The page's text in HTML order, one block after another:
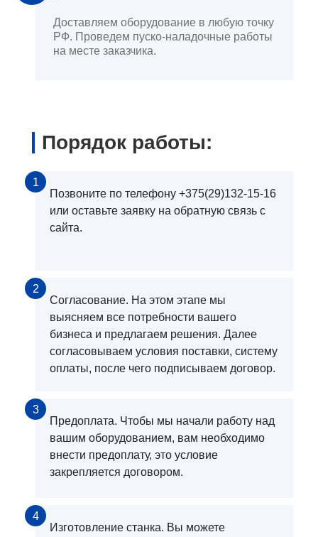
Доставляем оборудование в любую точку
РФ. Проведем пуско-наладочные работы
на месте заказчика.
Порядок работы:
1
Позвоните по телефону +375(29)132-15-16
или оставьте заявку на обратную связь с
сайта.
2
Согласование. На этом этапе мы
выясняем все потребности вашего
бизнеса и предлагаем решения. Далее
согласовываем условия поставки, систему
оплаты, после чего подписываем договор.
3
Предоплата. Чтобы мы начали работу над
вашим оборудованием, вам необходимо
внести предоплату, это условие
закрепляется договором.
4
Изготовление станка. Вы можете